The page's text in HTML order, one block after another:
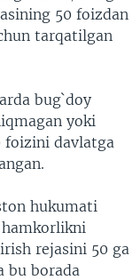
50 foizdan
tarqatilgan
bug`doy
yoki
foizini davlatga
hukumati
hamkorlikni
rejasini 50 ga
bu borada